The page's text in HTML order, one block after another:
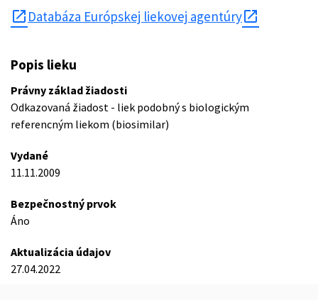
open_in_new Databáza Európskej liekovej agentúry
Popis lieku
Právny základ žiadosti
Odkazovaná žiadost - liek podobný s biologickým
referencným liekom (biosimilar)
Vydané
11.11.2009
Bezpečnostný prvok
Áno
Aktualizácia údajov
27.04.2022